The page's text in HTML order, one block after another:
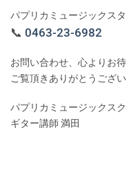
パプリカミュージックス
📞 0463-23-6982
お問い合わせ、心よりお
ご覧頂きありがとうござい
パプリカミュージックス
ギター講師 満田